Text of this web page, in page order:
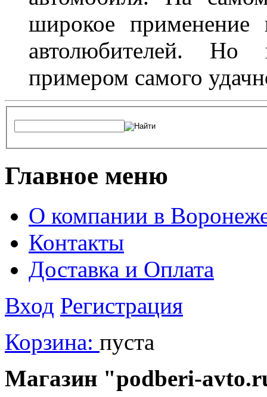
широкое
автолюбителей. Но
примером самого
Главное меню
О компании в
Контакты
Доставка и Оплата
Вход Регистрация
Корзина: пуста
Магазин "podberi-